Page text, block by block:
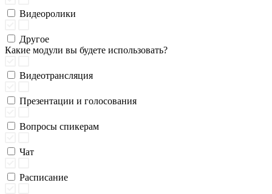
Видеоролики
Другое
Какие модули вы будете использовать?
Видеотрансляция
Презентации и голосования
Вопросы спикерам
Чат
Расписание